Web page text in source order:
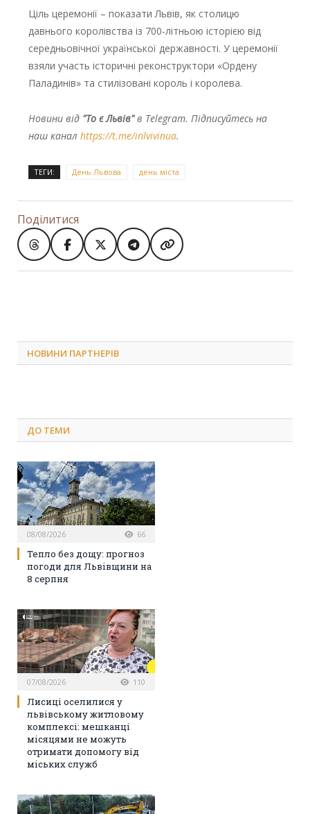
Ціль церемонії – показати Львів, як столицю
давнього королівства із 700-літньою історією від
середньовічної української державності. У церемонії
взяли участь історичні реконструктори «Ордену
Паладинів» та стилізовані король і королева.
Новини від "То є Львів"в Telegram. Підписуйтесь на
наш канал https://t.me/inlvivinua.
ТЕГИ: День Львова день міста
Поділитися
НОВИНИ ПАРТНЕРІВ
ДО ТЕМИ
08/08/2026 66
Тепло без дощу: прогноз
погоди для Львівщини на
8 серпня
07/08/2026 110
Лисиці оселилися у
львівському житловому
комплексі: мешканці
місяцями не можуть
отримати допомогу від
міських служб